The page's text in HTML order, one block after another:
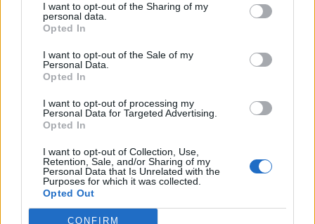
I want to opt-out of the Sharing of my
personal data.
Opted In
I want to opt-out of the Sale of my
Personal Data.
Opted In
I want to opt-out of processing my
Personal Data for Targeted Advertising.
Opted In
I want to opt-out of Collection, Use,
Retention, Sale, and/or Sharing of my
Personal Data that Is Unrelated with the
Purposes for which it was collected.
Opted Out
CONFIRM